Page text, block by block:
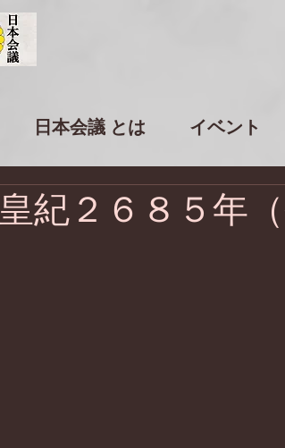
日本会議 とは イベント
皇紀２６８５年